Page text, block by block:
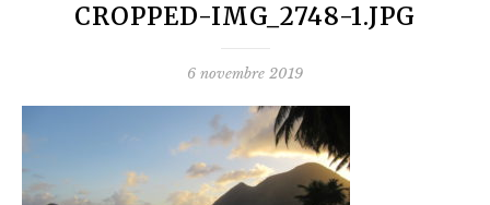
CROPPED-IMG_2748-1.JPG
6 novembre 2019